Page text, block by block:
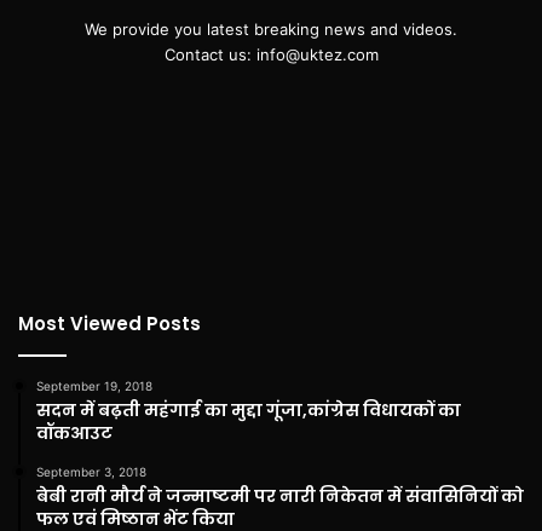
We provide you latest breaking news and videos.
Contact us: info@uktez.com
Most Viewed Posts
September 19, 2018
सदन में बढ़ती महंगाई का मुद्दा गूंजा,कांग्रेस विधायकों का
वॉकआउट
September 3, 2018
बेबी रानी मौर्य ने जन्माष्टमी पर नारी निकेतन में संवासिनियों को
फल एवं मिष्ठान भेंट किया